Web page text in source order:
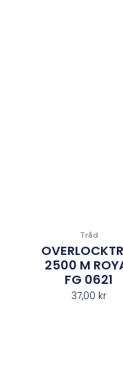
Tråd
2500 M
FG 0621
37,00 kr